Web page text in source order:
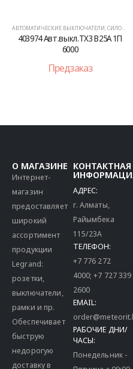
АВТОМАТИЧЕСКИЕ ВЫКЛЮЧАТЕЛИ СИЛОВОЕ ОБОРУДОВАНИЕ
403974 Авт.выкл.TX3 B25A 1П
6000
Предзаказ
О МАГАЗИНЕ
Интернет-
магазин
предоставляет
широкий
ассортимент
продукции
Legrand:
розетки,
выключатели,
рамки и пр.
Обеспечивает
быструю
недорогую
доставку в
КОНТАКТНАЯ
АДРЕС:
г. Алматы,
Райымбека
115/23A
ТЕЛЕФОН:
+7 776 272
4000;+7 727 339
2600
EMAIL:
РАБОЧИЕ ДНИ/
ЧАСЫ:
Понедельник -